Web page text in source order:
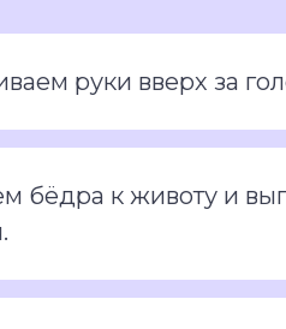
руки вверх за
бёдра к животу и